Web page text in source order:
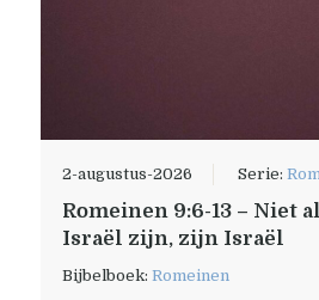
2-augustus-2026 Serie:
Romeinen 9:6-13 – Niet
Israël zijn, zijn Israël
Bijbelboek: Romeinen